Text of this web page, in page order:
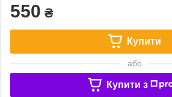
550 ₴
Купити
або
Купити з